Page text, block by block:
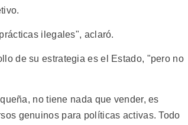
ilegales", aclaró.
de su estrategia es el Estado, "pero no
no tiene nada que vender, es
genuinos para políticas activas. Todo